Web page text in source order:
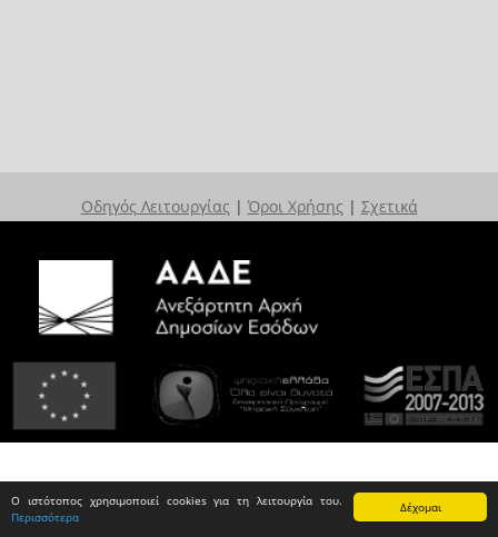
Δέχομαι
Ο ιστότοπος χρησιμοποιεί cookies για τη λειτουργία του.
Περισσότερα
Οδηγός Λειτουργίας | Όροι Χρήσης | Σχετικά